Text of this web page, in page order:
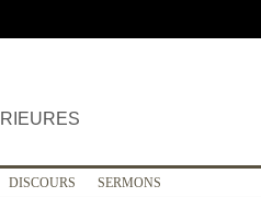
DISCOURS SERMONS